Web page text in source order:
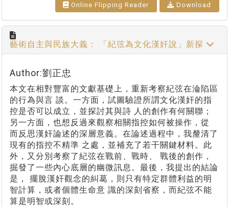
Online Flipping Reader Download
藝術自主與民族大義： 「紀弦為文化漢奸說」新探
Author:劉正忠
本文在相對豐富的文獻基礎上，重新考察紀弦在淪陷區
的行為與言 談。一方面，試圖驗證所謂文化漢奸的指
控是否可以成立，並探討其與詩 人的創作有何關聯；
另一方面，也想反過來觀察相關指控如何被操作，從
而反思漢奸論述的深層意義。在論述過程中，我釐清了
現有的指控不精準 之處，並補充了若干關鍵材料。此
外，又分別考察了紀弦在戰前、戰時、 戰後的創作，
掘發了一些內心底層的幽微訊息。最後，我提出的結論
是， 擺脫漢奸觀念的糾葛，則只有特定群體利益的明
智計算，或者個體生命意 識的深刻省察，而紀弦不能
算是明智或深刻。